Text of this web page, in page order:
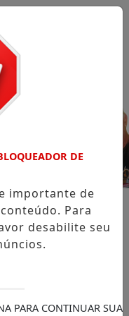
DE
importante de
Para
desabilite seu
PARA CONTINUAR SUA